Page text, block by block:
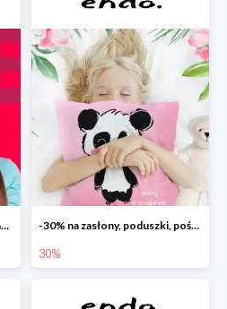
Dodatkowe -15% na wyprzedaż do -70% -30% na zasłony, poduszki, pościele dla dzieci
30%